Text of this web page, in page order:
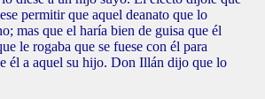
permitir que aquel deanato que lo
mas que el haría bien de guisa que él
le rogaba que se fuese con él para
él a aquel su hijo. Don Illán dijo que lo